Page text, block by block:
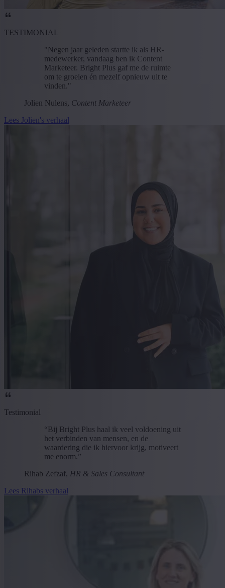
TESTIMONIAL
"Negen jaar geleden startte ik als HR-
medewerker, vandaag ben ik Content
Marketeer. Bright Plus gaf me de ruimte
om te groeien én mezelf opnieuw uit te
vinden."
Jolien Nulens, Content Marketeer
Lees Jolien's verhaal
Testimonial
“Bij Bright Plus haal ik veel voldoening uit
het verbinden van mensen, en de
waardering die ik hiervoor krijg, motiveert
me enorm.”
Rihab Zefzaf, HR & Sales Consultant
Lees Rihabs verhaal